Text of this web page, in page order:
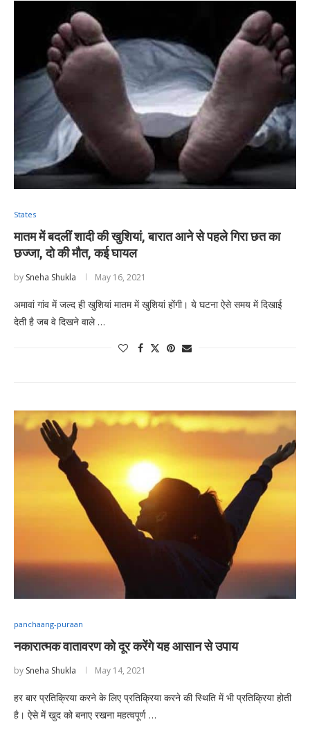
States
मातम में बदलीं शादी की खुशियां, बारात आने से पहले गिरा छत का
छज्जा, दो की मौत, कई घायल
by Sneha Shukla May 16, 2021
अमावां गांव में जल्द ही खुशियां मातम में खुशियां होंगी। ये घटना ऐसे समय में दिखाई
देती है जब वे दिखने वाले …
panchaang-puraan
नकारात्मक वातावरण को दूर करेंगे यह आसान से उपाय
by Sneha Shukla May 14, 2021
हर बार प्रतिक्रिया करने के लिए प्रतिक्रिया करने की स्थिति में भी प्रतिक्रिया होती
है। ऐसे में खुद को बनाए रखना महत्वपूर्ण …